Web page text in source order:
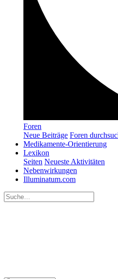
Foren
Neue Beiträge Foren
Medikamente-Orientierung
Lexikon
Seiten Neueste Aktivitäten
Nebenwirkungen
Illuminatum.com